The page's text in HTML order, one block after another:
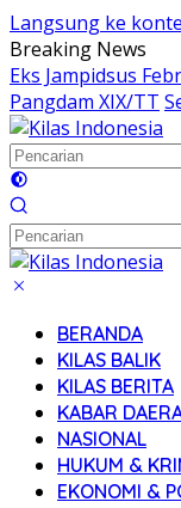
Langsung ke
Breaking News
Eks Jampidsus
Pangdam XIX/TT
BERANDA
KILAS BALIK
KILAS BERITA
KABAR
NASIONAL
HUKUM &
EKONOMI &